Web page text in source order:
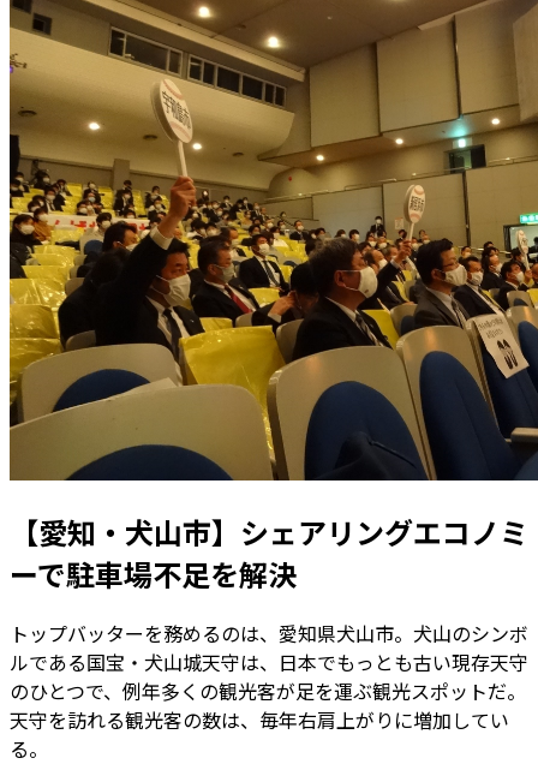
【愛知・犬山市】シェアリングエコノミ
ーで駐車場不足を解決
トップバッターを務めるのは、愛知県犬山市。犬山のシンボ
ルである国宝・犬山城天守は、日本でもっとも古い現存天守
のひとつで、例年多くの観光客が足を運ぶ観光スポットだ。
天守を訪れる観光客の数は、毎年右肩上がりに増加してい
る。